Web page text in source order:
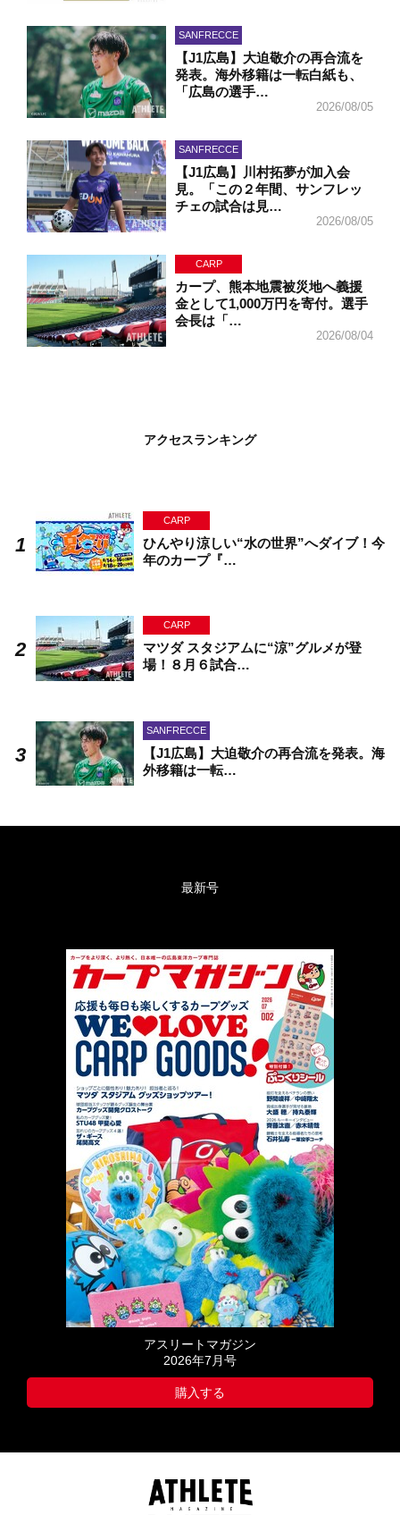
SANFRECCE
【J1広島】大迫敬介の再合流を
発表。海外移籍は一転白紙も、
「広島の選手…
2026/08/05
SANFRECCE
【J1広島】川村拓夢が加入会
見。「この２年間、サンフレッ
チェの試合は見…
2026/08/05
CARP
カープ、熊本地震被災地へ義援
金として1,000万円を寄付。選手
会長は「…
2026/08/04
アクセスランキング
CARP
ひんやり涼しい“水の世界”へダイブ！今
年のカープ『…
CARP
マツダ スタジアムに“涼”グルメが登
場！８月６試合…
SANFRECCE
【J1広島】大迫敬介の再合流を発表。海
外移籍は一転…
最新号
アスリートマガジン
2026年7月号
購入する